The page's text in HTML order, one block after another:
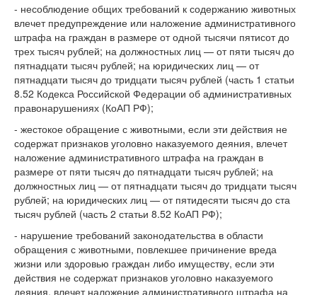
- несоблюдение общих требований к содержанию животных
влечет предупреждение или наложение административного
штрафа на граждан в размере от одной тысячи пятисот до
трех тысяч рублей; на должностных лиц — от пяти тысяч до
пятнадцати тысяч рублей; на юридических лиц — от
пятнадцати тысяч до тридцати тысяч рублей (часть 1 статьи
8.52 Кодекса Российской Федерации об административных
правонарушениях (КоАП РФ);
- жестокое обращение с животными, если эти действия не
содержат признаков уголовно наказуемого деяния, влечет
наложение административного штрафа на граждан в
размере от пяти тысяч до пятнадцати тысяч рублей; на
должностных лиц — от пятнадцати тысяч до тридцати тысяч
рублей; на юридических лиц — от пятидесяти тысяч до ста
тысяч рублей (часть 2 статьи 8.52 КоАП РФ);
- нарушение требований законодательства в области
обращения с животными, повлекшее причинение вреда
жизни или здоровью граждан либо имуществу, если эти
действия не содержат признаков уголовно наказуемого
деяния, влечет наложение административного штрафа на